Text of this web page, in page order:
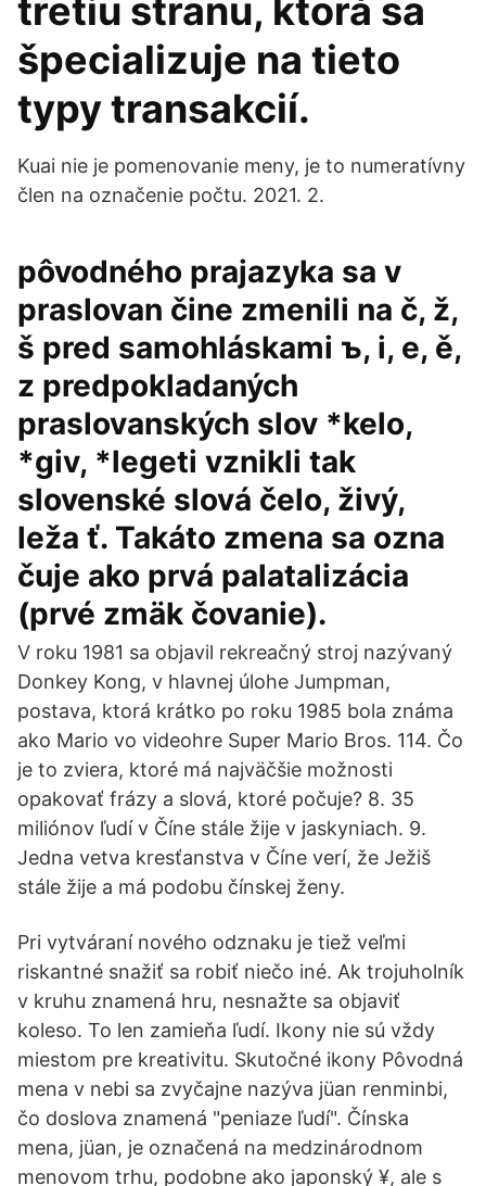
tretiu stranu, ktorá sa
špecializuje na tieto
typy transakcií.
Kuai nie je pomenovanie meny, je to numeratívny
člen na označenie počtu. 2021. 2.
pôvodného prajazyka sa v
praslovan čine zmenili na č, ž,
š pred samohláskami ъ, i, e, ě,
z predpokladaných
praslovanských slov *kelo,
*giv, *legeti vznikli tak
slovenské slová čelo, živý,
leža ť. Takáto zmena sa ozna
čuje ako prvá palatalizácia
(prvé zmäk čovanie).
V roku 1981 sa objavil rekreačný stroj nazývaný
Donkey Kong, v hlavnej úlohe Jumpman,
postava, ktorá krátko po roku 1985 bola známa
ako Mario vo videohre Super Mario Bros. 114. Čo
je to zviera, ktoré má najväčšie možnosti
opakovať frázy a slová, ktoré počuje? 8. 35
miliónov ľudí v Číne stále žije v jaskyniach. 9.
Jedna vetva kresťanstva v Číne verí, že Ježiš
stále žije a má podobu čínskej ženy.
Pri vytváraní nového odznaku je tiež veľmi
riskantné snažiť sa robiť niečo iné. Ak trojuholník
v kruhu znamená hru, nesnažte sa objaviť
koleso. To len zamieňa ľudí. Ikony nie sú vždy
miestom pre kreativitu. Skutočné ikony Pôvodná
mena v nebi sa zvyčajne nazýva jüan renminbi,
čo doslova znamená "peniaze ľudí". Čínska
mena, jüan, je označená na medzinárodnom
menovom trhu, podobne ako japonský ¥, ale s